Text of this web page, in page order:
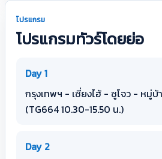
โปรแกรม
โปรแกรมทัวร์โดยย่อ
Day 1
กรุงเทพฯ - เซี่ยงไฮ้ - ซูโจว - หมู่บ้
(TG664 10.30-15.50 น.)
Day 2